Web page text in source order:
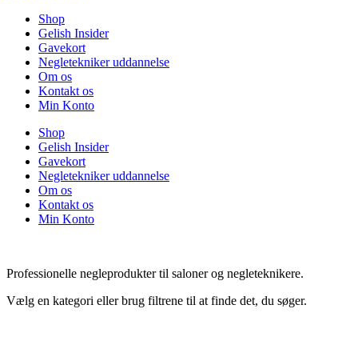
Shop
Gelish Insider
Gavekort
Negletekniker uddannelse
Om os
Kontakt os
Min Konto
Shop
Gelish Insider
Gavekort
Negletekniker uddannelse
Om os
Kontakt os
Min Konto
Professionelle negleprodukter til saloner og negleteknikere.
Vælg en kategori eller brug filtrene til at finde det, du søger.